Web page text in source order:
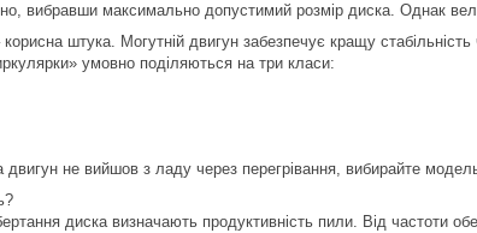
вибравши максимально допустимий розмір диска. Однак
штука. Могутній двигун забезпечує кращу
умовно поділяються на три класи:
не вийшов з ладу через перегрівання, вибирайте
диска визначають продуктивність пили. Від частоти